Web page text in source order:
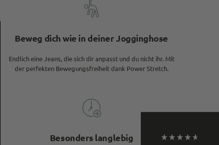
Beweg dich wie in deiner Jogginghose
Endlich eine Jeans, die sich dir anpasst und du nicht ihr. Mit
der perfekten Bewegungsfreiheit dank Power Stretch.
Besonders langlebig
4,9 Rating 933 Bewertungen
mittelmäßig bis bescheiden: unübersichtlich
gestaltete Website, zudem wurde mir eine Hose
anders online angezeigt). Wann die Hose wieder